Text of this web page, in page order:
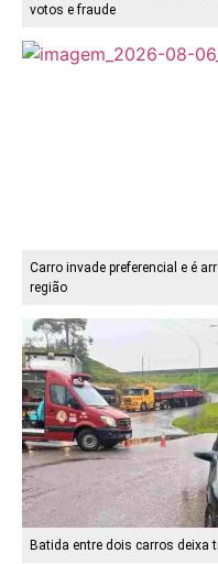
votos e fraude
Carro invade preferencial e é
região
Batida entre dois carros deixa